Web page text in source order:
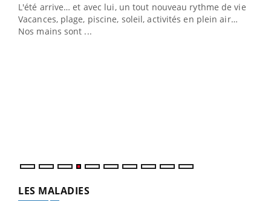
L'été arrive… et avec lui, un tout nouveau rythme de vie !
Vacances, plage, piscine, soleil, activités en plein air…
Nos mains sont ...
LES MALADIES